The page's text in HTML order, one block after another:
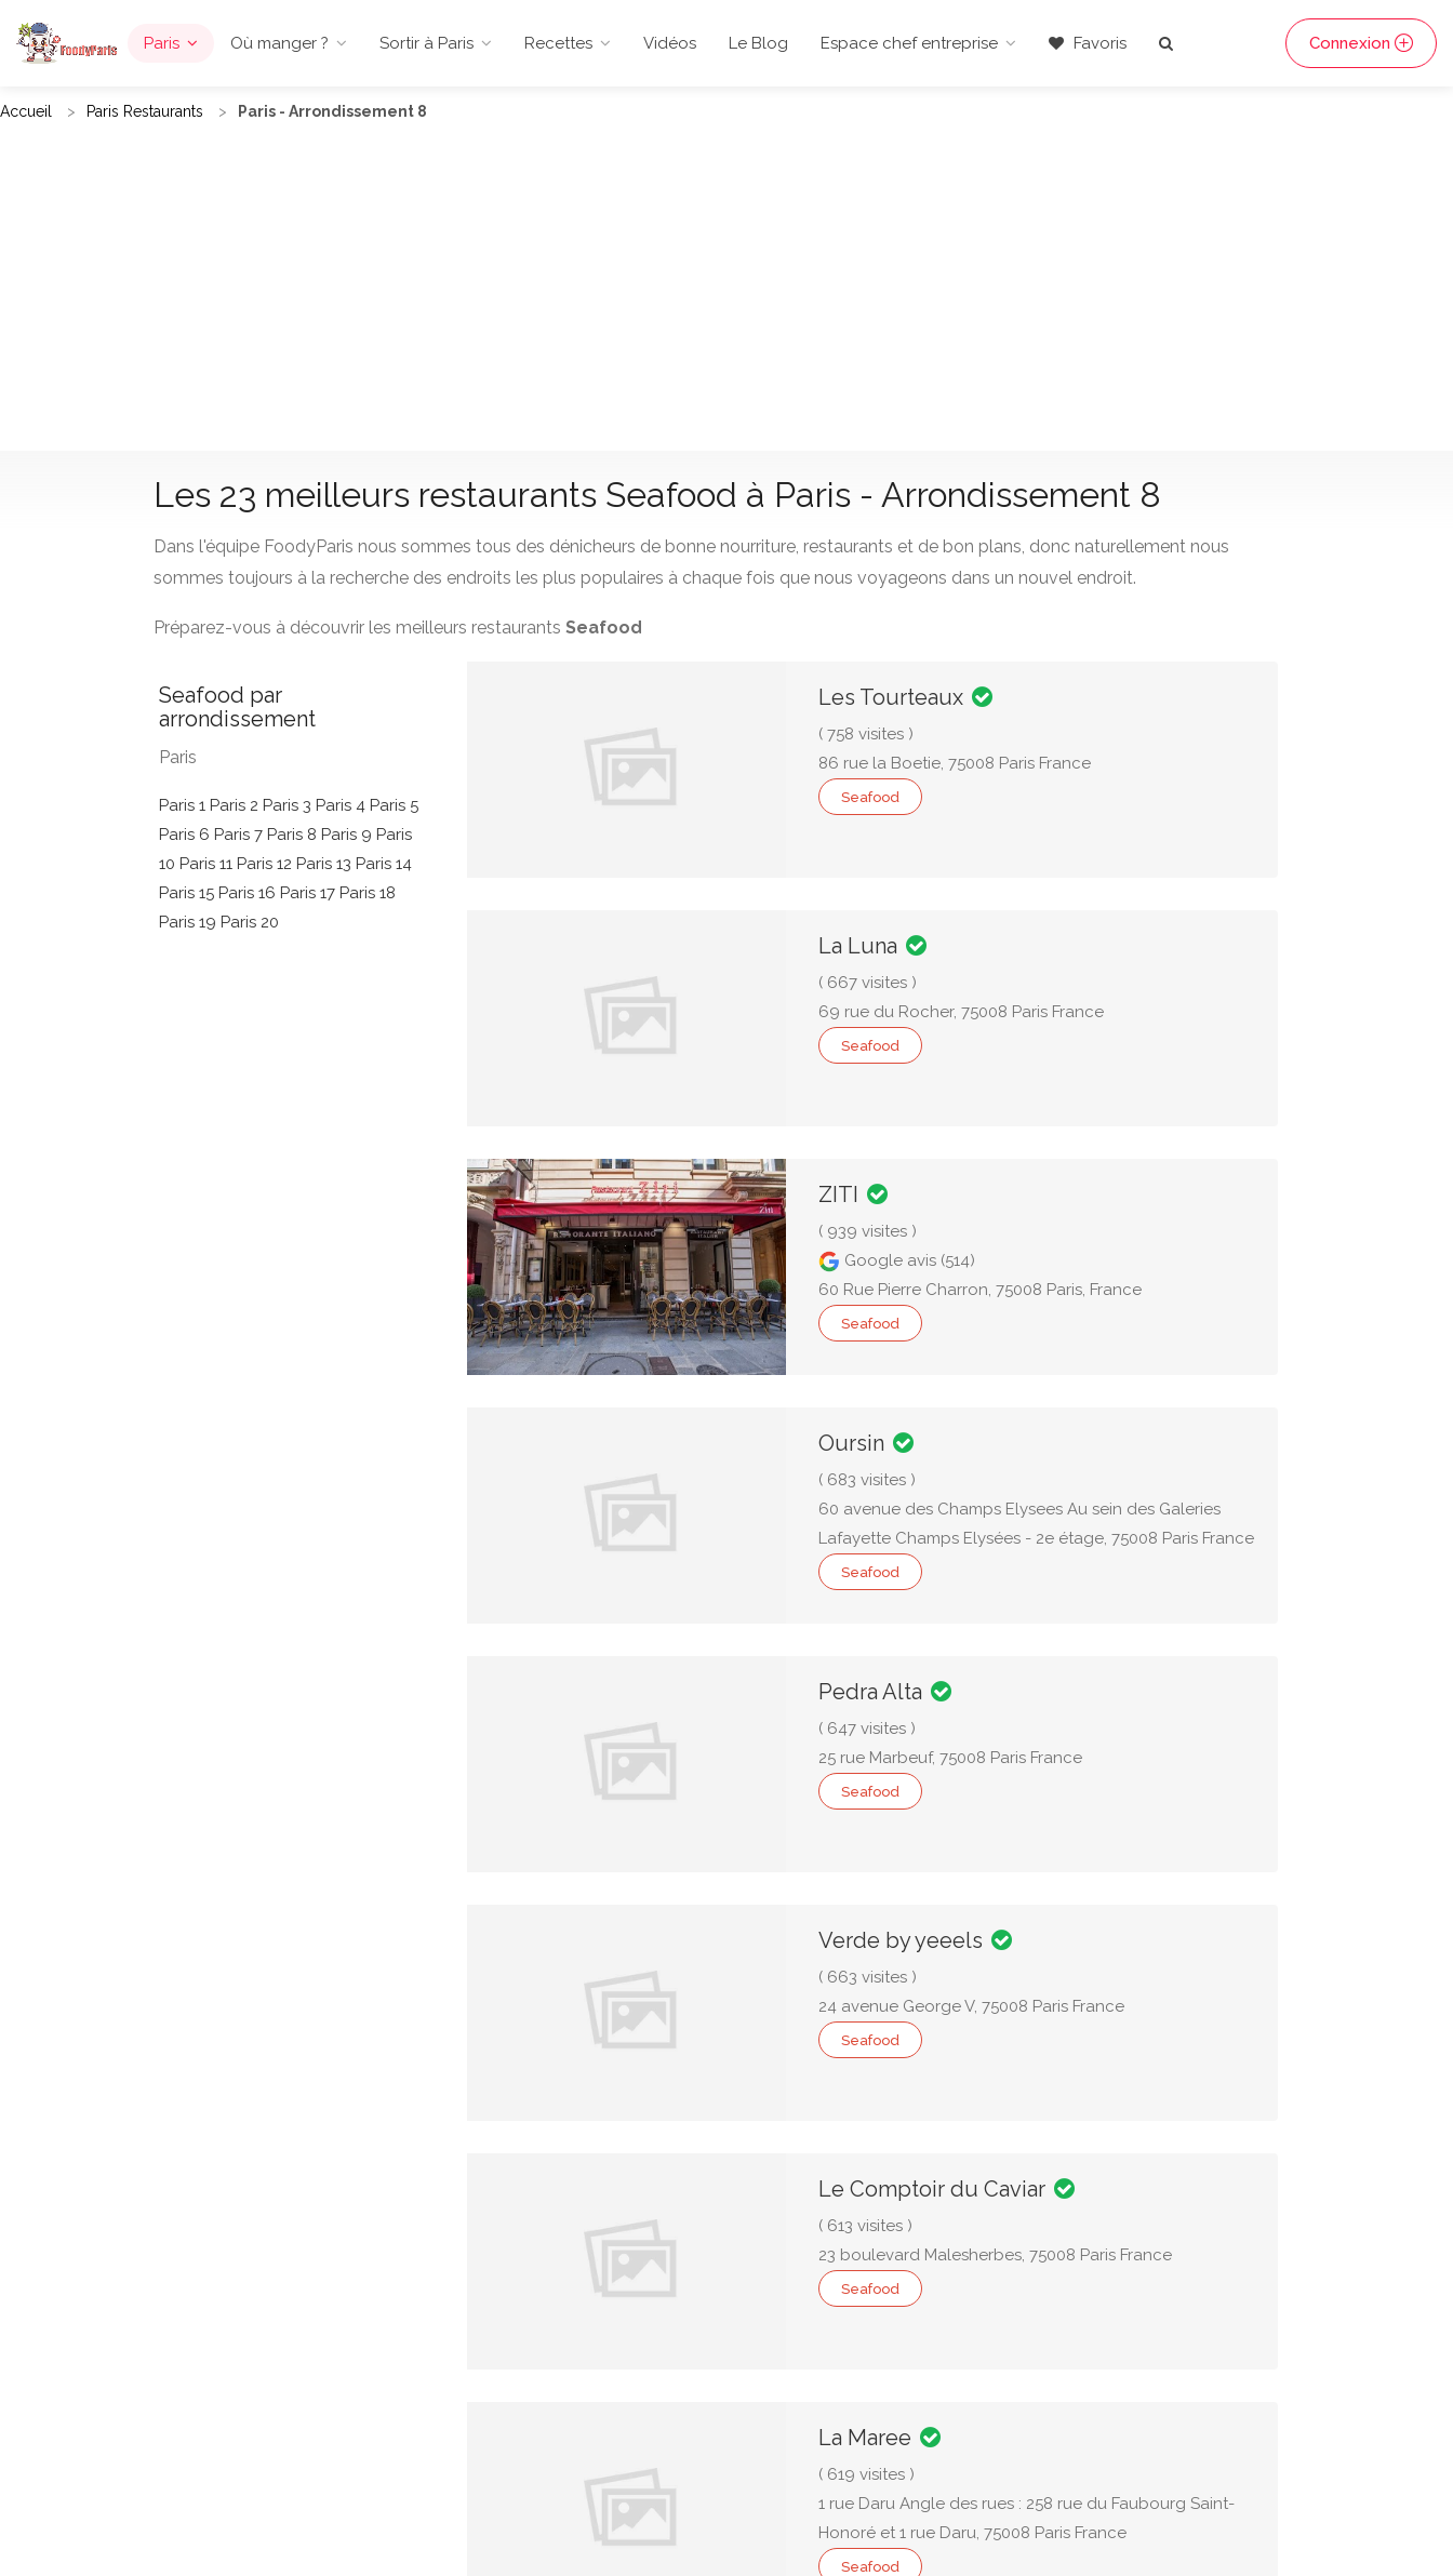
Paris Où manger ? Sortir à Paris Recettes Vidéos Le Blog Espace chef entreprise Favoris Connexion
Accueil Paris Restaurants Paris - Arrondissement 8
Les 23 meilleurs restaurants Seafood à Paris - Arrondissement 8
Dans l'équipe FoodyParis nous sommes tous des dénicheurs de bonne nourriture, restaurants et de bon plans, donc naturellement nous
sommes toujours à la recherche des endroits les plus populaires à chaque fois que nous voyageons dans un nouvel endroit.
Préparez-vous à découvrir les meilleurs restaurants Seafood
Seafood par
arrondissement
Paris
Paris 1 Paris 2 Paris 3 Paris 4 Paris 5
Paris 6 Paris 7 Paris 8 Paris 9 Paris
10 Paris 11 Paris 12 Paris 13 Paris 14
Paris 15 Paris 16 Paris 17 Paris 18
Paris 19 Paris 20
Les Tourteaux
( 758 visites )
86 rue la Boetie, 75008 Paris France
Seafood
La Luna
( 667 visites )
69 rue du Rocher, 75008 Paris France
Seafood
ZITI
( 939 visites )
Google avis (514)
60 Rue Pierre Charron, 75008 Paris, France
Seafood
Oursin
( 683 visites )
60 avenue des Champs Elysees Au sein des Galeries
Lafayette Champs Elysées - 2e étage, 75008 Paris France
Seafood
Pedra Alta
( 647 visites )
25 rue Marbeuf, 75008 Paris France
Seafood
Verde by yeeels
( 663 visites )
24 avenue George V, 75008 Paris France
Seafood
Le Comptoir du Caviar
( 613 visites )
23 boulevard Malesherbes, 75008 Paris France
Seafood
La Maree
( 619 visites )
1 rue Daru Angle des rues : 258 rue du Faubourg Saint-
Honoré et 1 rue Daru, 75008 Paris France
Seafood